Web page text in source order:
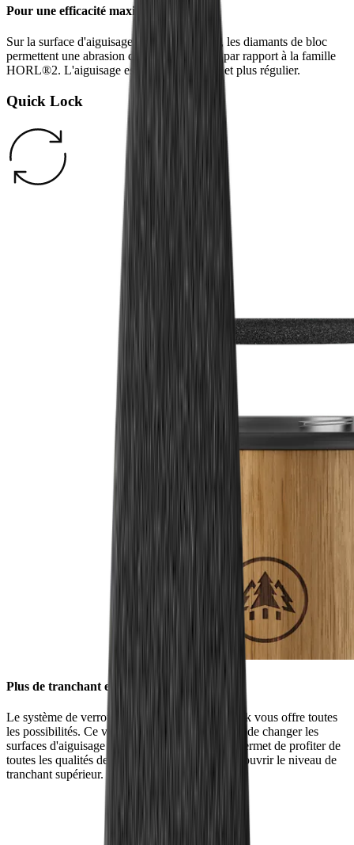
Pour une efficacité maximale
Sur la surface d'aiguisage diamant standard, les diamants de bloc
permettent une abrasion de 80% supérieure par rapport à la famille
HORL®2. L'aiguisage est ainsi plus rapide et plus régulier.
Quick Lock
Plus de tranchant en un tournemain
Le système de verrouillage HORL® Quick Lock vous offre toutes
les possibilités. Ce verrouillage innovant permet de changer les
surfaces d'aiguisage d'un simple geste. Il vous permet de profiter de
toutes les qualités de nos accessoires – pour découvrir le niveau de
tranchant supérieur.